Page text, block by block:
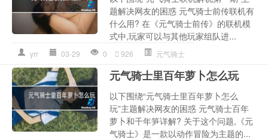
题解决网友的困惑 元气骑士前传联机有
什么用? 在《元气骑士前传》的联机模
式中,玩家可以与其他玩家组队进...
yrr 03-29 0 926 元气骑士
元气骑士里百年萝卜怎么玩
以下围绕“元气骑士里百年萝卜怎么
玩”主题解决网友的困惑 元气骑士百年
萝卜和千年笋详解? 关于这个问题,《元
气骑士》是一款以动作冒险为主题的...